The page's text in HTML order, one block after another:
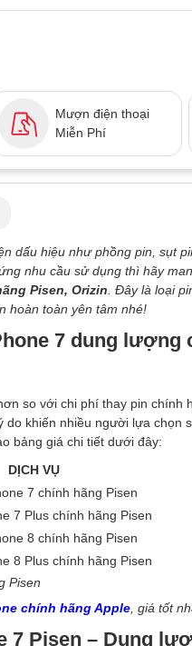
Mượn điện thoại
Miễn Phí
dấu hiệu như phồng pin, sụt
nhu cầu sử dụng thì hãy
Pisen, Orizin . Đây là loại
hoàn toàn yên tâm nhé!
7 dung lượng
so với chi phí thay pin chính
khiến nhiều người lựa chọn
bảng giá chi tiết dưới đây:
DỊCH VỤ
7 chính hãng Pisen
7 Plus chính hãng Pisen
8 chính hãng Pisen
8 Plus chính hãng Pisen
Pisen
chính hãng Apple, giá tốt
7 Pisen – Dung